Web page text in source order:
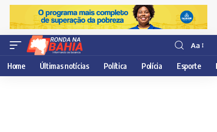
Resisor
de
fonte
Aa
Home Últimas notícias Política Polícia Esporte